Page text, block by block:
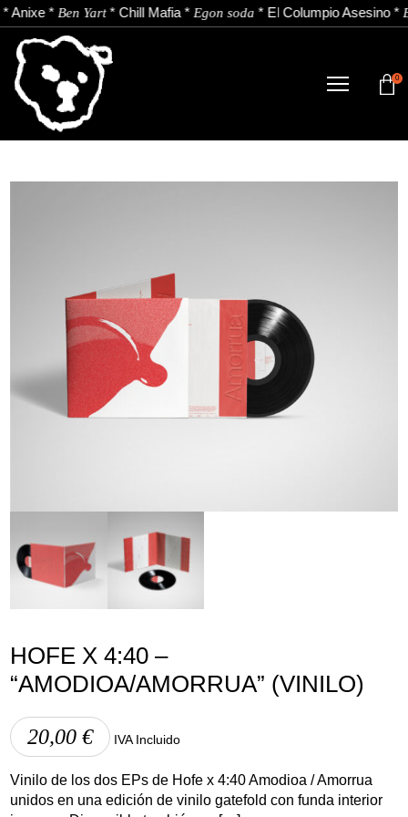
Anixe*Ben Yart*Chill Mafia*Egon soda*El Columpio Asesino*
DENDA
KONTAKTUA.
Instagram Youtube Spotify
EU ES
0
HOFE X 4:40 –
“AMODIOA/AMORRUA” (VINILO)
20,00€ IVA Incluido
Vinilo de los dos EPs de Hofe x 4:40 Amodioa / Amorrua
unidos en una edición de vinilo gatefold con funda interior